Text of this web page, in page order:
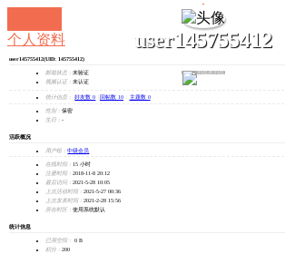
user145755412
发消息
个人资料
user145755412(UID: 145755412)
邮箱状态： 未验证
视频认证： 未认证
统计信息： 好友数 0 回帖数 10 主题数 0
性别： 保密
生日： -
活跃概况
用户组： 中级会员
在线时间： 15 小时
注册时间： 2018-11-8 20:12
最后访问： 2021-5-28 10:05
上次活动时间： 2021-5-27 00:36
上次发表时间： 2021-2-28 15:56
所在时区： 使用系统默认
统计信息
已用空间：
0 B
积分： 200